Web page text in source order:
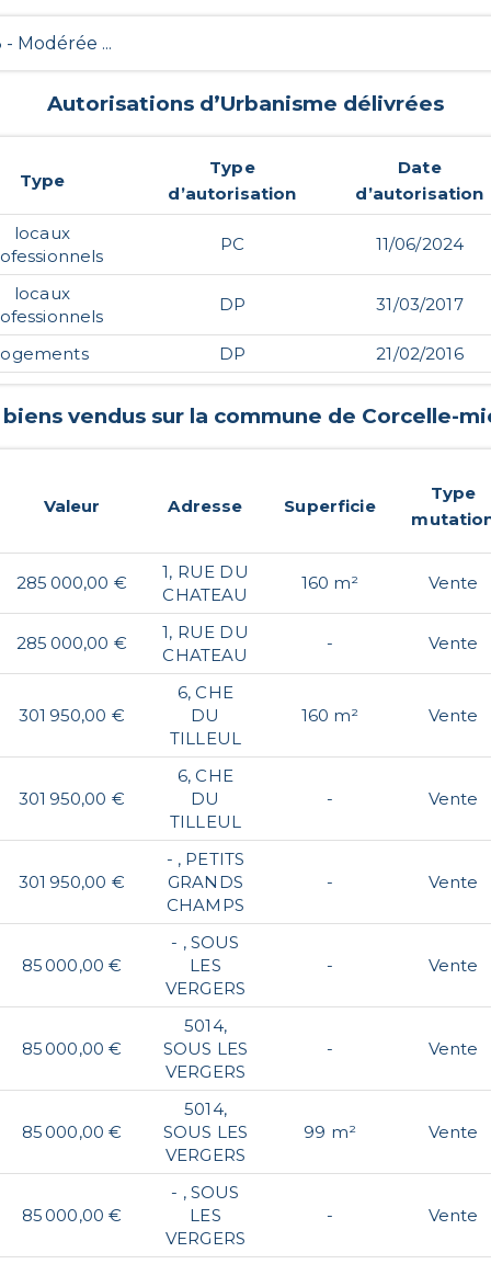
- Modérée ...
Autorisations d’Urbanisme délivrées
Type
Type
d’autorisation
Date
d’autorisation
locaux
PC 11/06/2024
locaux
DP 31/03/2017
DP 21/02/2016
vendus sur la commune de Corcelle-
Valeur Adresse Superficie
Type
285 000,00 €
1, RUE DU
CHATEAU
160 m² Vente
285 000,00 €
1, RUE DU
CHATEAU
- Vente
301 950,00 €
6, CHE
DU
TILLEUL
160 m² Vente
301 950,00 €
6, CHE
DU
TILLEUL
- Vente
301 950,00 €
- , PETITS
GRANDS
CHAMPS
- Vente
85 000,00 €
- , SOUS
LES
VERGERS
- Vente
85 000,00 €
5014,
SOUS LES
VERGERS
- Vente
85 000,00 €
5014,
SOUS LES
VERGERS
99 m² Vente
85 000,00 €
- , SOUS
LES
VERGERS
- Vente